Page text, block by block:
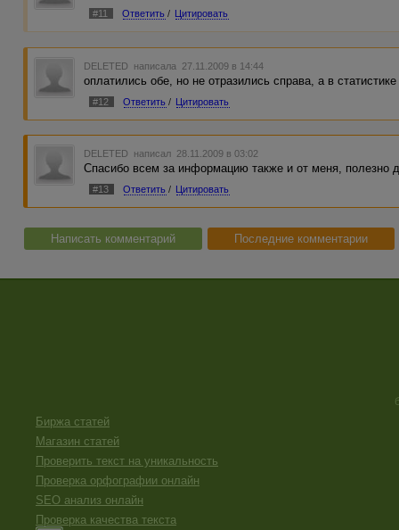
#11 Ответить / Цитировать
DELETED написала 27.11.2009 в 14:44
оплатились обе, но не отразились справа, а в
#12 Ответить / Цитировать
DELETED написал 28.11.2009 в 03:02
Спасибо всем за информацию также и от меня, полезно
#13 Ответить / Цитировать
Написать комментарий Последние комментарии
Биржа статей
Магазин статей
Проверить текст на уникальность
Проверка орфографии онлайн
SEO анализ онлайн
Проверка качества текста